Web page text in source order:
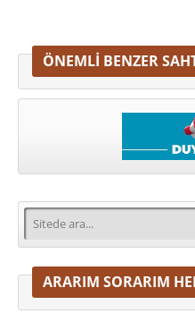
ÖNEMLI BENZER
ARARIM SORARIM